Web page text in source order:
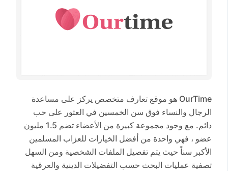
OurTime هو موقع تعارف متخصص يركز على مساعدة
الرجال والنساء فوق سن الخمسين في العثور على حب
دائم. مع وجود مجموعة كبيرة من الأعضاء تضم 1.5 مليون
عضو ، فهي واحدة من أفضل الخيارات للعزاب المسلمين
الأكبر سناً حيث يتم تفصيل الملفات الشخصية ومن السهل
تصفية عمليات البحث حسب التفضيلات الدينية والعرقية